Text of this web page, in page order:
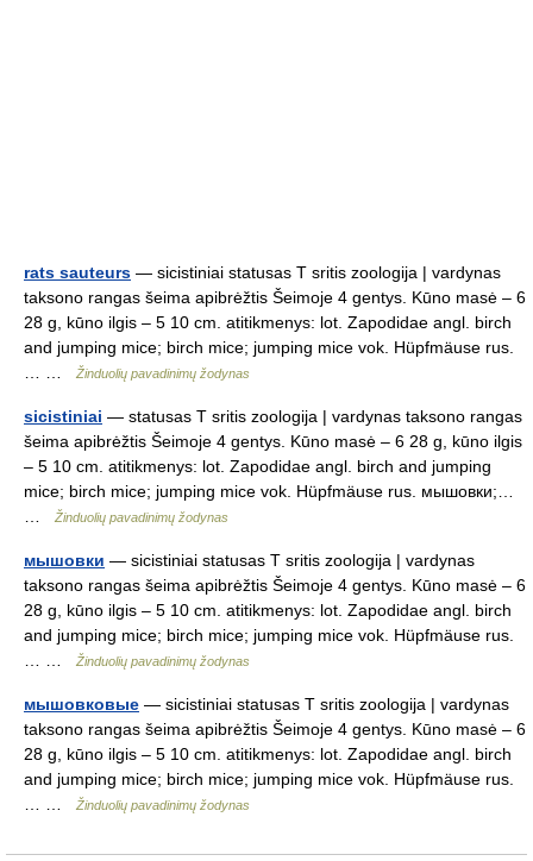
rats sauteurs — sicistiniai statusas T sritis zoologija | vardynas
taksono rangas šeima apibrėžtis Šeimoje 4 gentys. Kūno masė – 6
28 g, kūno ilgis – 5 10 cm. atitikmenys: lot. Zapodidae angl. birch
and jumping mice; birch mice; jumping mice vok. Hüpfmäuse rus.
Žinduolių pavadinimų žodynas
sicistiniai — statusas T sritis zoologija | vardynas taksono rangas
šeima apibrėžtis Šeimoje 4 gentys. Kūno masė – 6 28 g, kūno ilgis
– 5 10 cm. atitikmenys: lot. Zapodidae angl. birch and jumping
mice; birch mice; jumping mice vok. Hüpfmäuse rus. мышовки;…
Žinduolių pavadinimų žodynas
мышовки — sicistiniai statusas T sritis zoologija | vardynas
taksono rangas šeima apibrėžtis Šeimoje 4 gentys. Kūno masė – 6
28 g, kūno ilgis – 5 10 cm. atitikmenys: lot. Zapodidae angl. birch
and jumping mice; birch mice; jumping mice vok. Hüpfmäuse rus.
Žinduolių pavadinimų žodynas
мышовковые — sicistiniai statusas T sritis zoologija | vardynas
taksono rangas šeima apibrėžtis Šeimoje 4 gentys. Kūno masė – 6
28 g, kūno ilgis – 5 10 cm. atitikmenys: lot. Zapodidae angl. birch
and jumping mice; birch mice; jumping mice vok. Hüpfmäuse rus.
Žinduolių pavadinimų žodynas